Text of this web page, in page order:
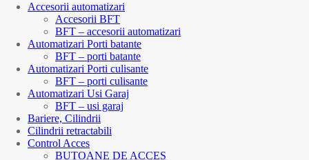
Accesorii automatizari
Accesorii BFT
BFT – accesorii automatizari
Automatizari Porti batante
BFT – porti batante
Automatizari Porti culisante
BFT – porti culisante
Automatizari Usi Garaj
BFT – usi garaj
Bariere, Cilindrii
Cilindrii retractabili
Control Acces
BUTOANE DE ACCES